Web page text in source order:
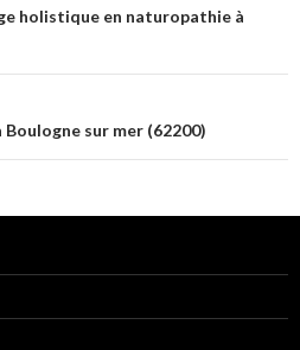
holistique en naturopathie à
sur mer (62200)